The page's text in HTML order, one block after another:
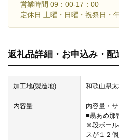
営業時間 09：00-17：00
定休日 土曜・日曜・祝祭日・
返礼品詳細・お申込み・配
加工地(製造地) 和歌山県
内容量
内容量・
■黒あめ那
※段ボール
スが１２個